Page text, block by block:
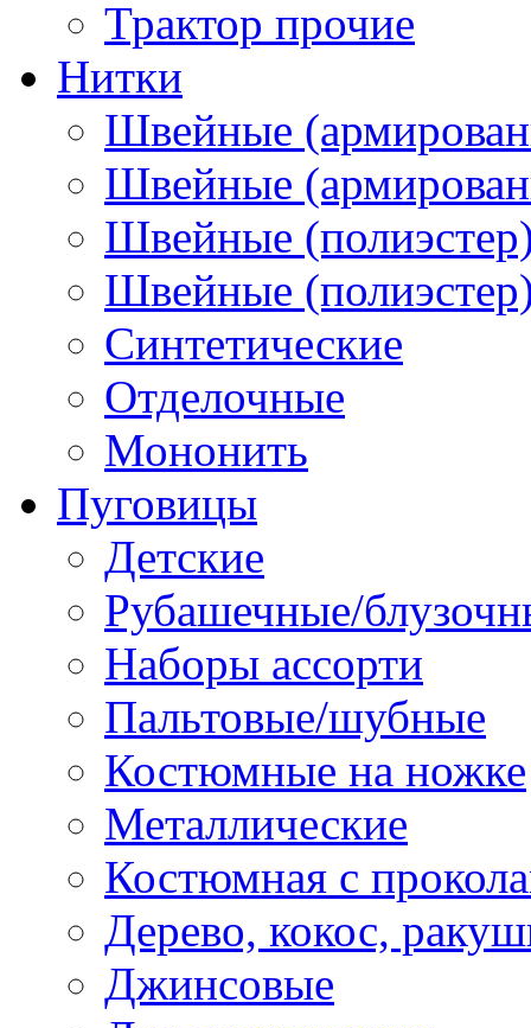
Трактор прочие
Нитки
Швейные
Швейные
Швейные
Швейные
Синтетические
Отделочные
Мононить
Пуговицы
Детские
Рубашечные/
Наборы ассорти
Пальтовые/шубные
Костюмные на ножке
Металлические
Костюмная с
Дерево, кокос,
Джинсовые